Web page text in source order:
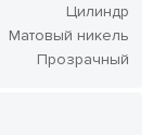
Цилиндр
Матовый никель
Прозрачный